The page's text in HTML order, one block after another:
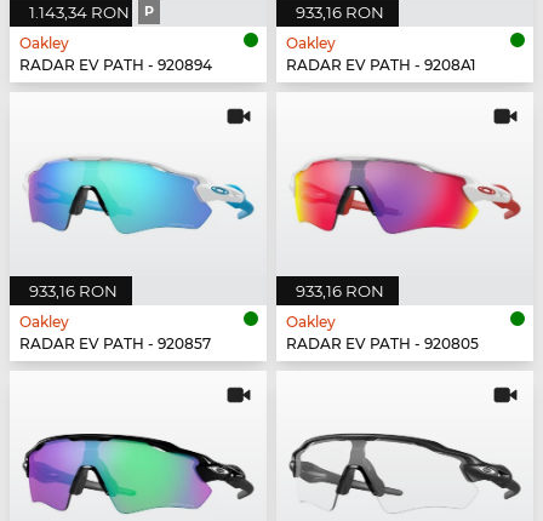
1.143,34 RON P
Oakley
RADAR EV PATH - 920894
933,16 RON
Oakley
RADAR EV PATH - 9208A1
933,16 RON
Oakley
RADAR EV PATH - 920857
933,16 RON
Oakley
RADAR EV PATH - 920805